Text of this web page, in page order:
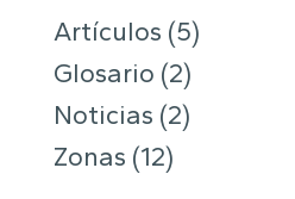
Artículos (5)
Glosario (2)
Noticias (2)
Zonas (12)